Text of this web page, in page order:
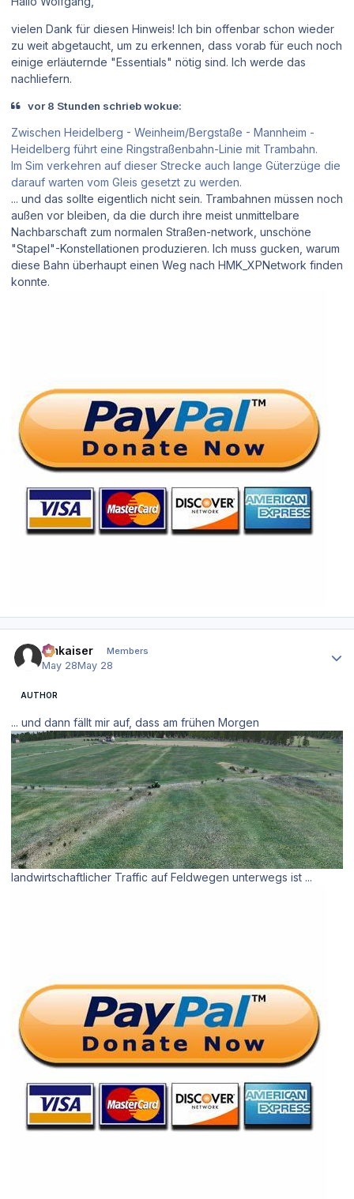
vielen Dank für diesen Hinweis! Ich bin offenbar schon wieder
zu weit abgetaucht, um zu erkennen, dass vorab für euch noch
einige erläuternde "Essentials" nötig sind. Ich werde das
nachliefern.
vor 8 Stunden schrieb wokue:
Zwischen Heidelberg - Weinheim/Bergstaße - Mannheim -
Heidelberg führt eine Ringstraßenbahn-Linie mit Trambahn.
Im Sim verkehren auf dieser Strecke auch lange Güterzüge die
darauf warten vom Gleis gesetzt zu werden.
... und das sollte eigentlich nicht sein. Trambahnen müssen noch
außen vor bleiben, da die durch ihre meist unmittelbare
Nachbarschaft zum normalen Straßen-network, unschöne
"Stapel"-Konstellationen produzieren. Ich muss gucken, warum
diese Bahn überhaupt einen Weg nach HMK_XPNetwork finden
konnte.
hmkaiser Members
May 28May 28
AUTHOR
... und dann fällt mir auf, dass am frühen Morgen
landwirtschaftlicher Traffic auf Feldwegen unterwegs ist ...